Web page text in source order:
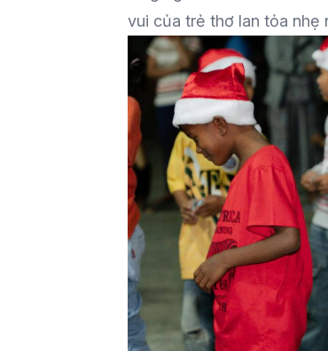
vui của trẻ thơ lan tỏa nhẹ